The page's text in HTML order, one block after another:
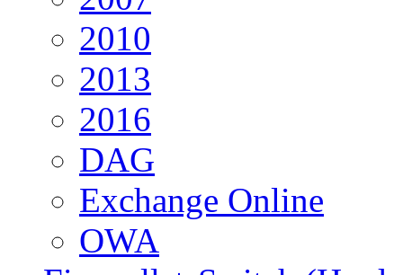
2010
2013
2016
DAG
Exchange Online
OWA